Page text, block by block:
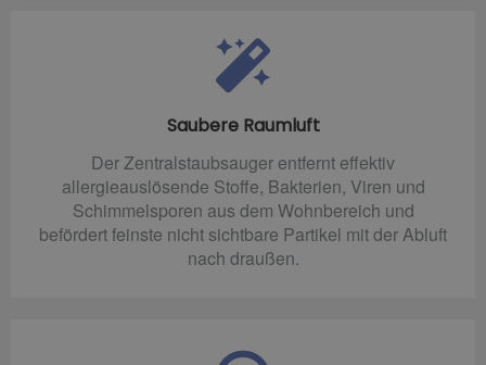
Saubere Raumluft
Der Zentralstaubsauger entfernt effektiv
allergieauslösende Stoffe, Bakterien, Viren und
Schimmelsporen aus dem Wohnbereich und
befördert feinste nicht sichtbare Partikel mit der Abluft
nach draußen.